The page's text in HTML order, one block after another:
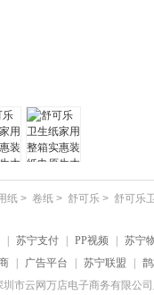
纸> 卷纸> 舒可乐> 舒可乐
苏宁支付 PP视频
苏宁
广告平台 苏宁联盟
圳市云网万店电子商务有限公